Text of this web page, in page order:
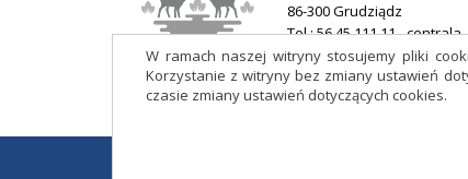
W ramach naszej witryny stosujemy pliki
Korzystanie z witryny bez zmiany ustawień
czasie zmiany ustawień dotyczących cookies.
86-300 Grudziądz
Tel.: 56 45 111 11 - centrala
E-mail:
Adres do e-Doręczeń:
53014-76188-HDIJB-32